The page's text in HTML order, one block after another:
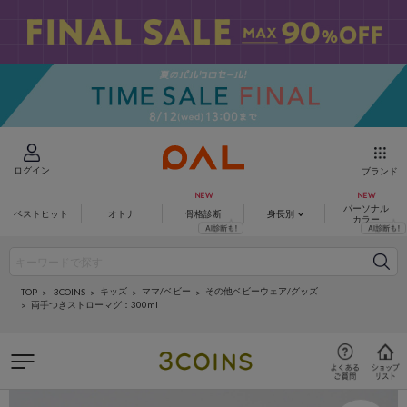
ログイン ブランド
ベストヒット オトナ 骨格診断 身長別
パーソナル
カラー
TOP 3COINS キッズ ママ/ベビー
その他ベビーウェア/グッズ
両手つきストローマグ：300ml